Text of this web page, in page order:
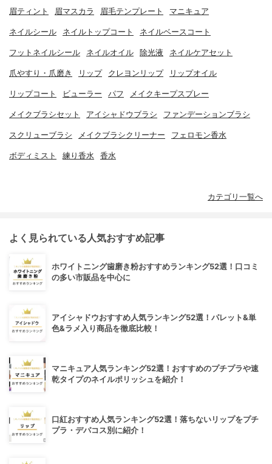
眉ティント 眉マスカラ 眉毛テンプレート マニキュア
ネイルシール ネイルトップコート ネイルベースコート
フットネイルシール ネイルオイル 除光液 ネイルケアセット
爪やすり・爪磨き リップ クレヨンリップ リップオイル
リップコート ビューラー パフ メイクキープスプレー
メイクブラシセット アイシャドウブラシ ファンデーションブラシ
スクリューブラシ メイクブラシクリーナー フェロモン香水
ボディミスト 練り香水 香水
カテゴリ一覧へ
よく見られている人気おすすめ記事
ホワイトニング歯磨き粉おすすめランキング52選！口コミ
の多い市販品を中心に
アイシャドウおすすめ人気ランキング52選！パレット&単
色&ラメ入り商品を徹底比較！
マニキュア人気ランキング52選！おすすめのプチプラや速
乾タイプのネイルポリッシュを紹介！
口紅おすすめ人気ランキング52選！落ちないリップをプチ
プラ・デパコス別に紹介！